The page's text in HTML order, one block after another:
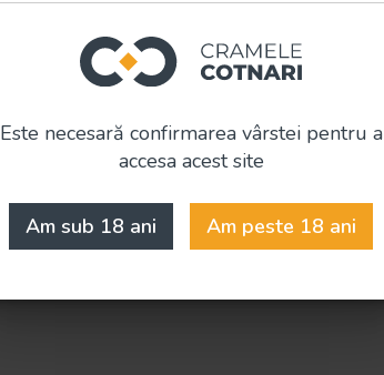
Cashback
vei primi înapoi bani pe care îi poți
folosi în comenzi ulterioare
Este necesară confirmarea vârstei pentru a
accesa acest site
Am sub 18 ani Am peste 18 ani